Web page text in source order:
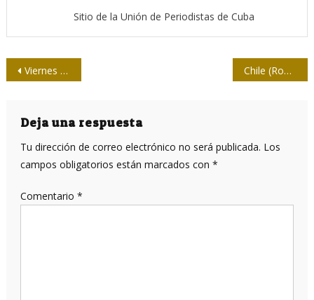
Sitio de la Unión de Periodistas de Cuba
Navegación
entradas
Viernes 22: Premiación del Concurso 26 de Julio Chile (Roberto) es Chile
Deja una respuesta
Tu dirección de correo electrónico no será publicada. Los
campos obligatorios están marcados con *
Comentario *